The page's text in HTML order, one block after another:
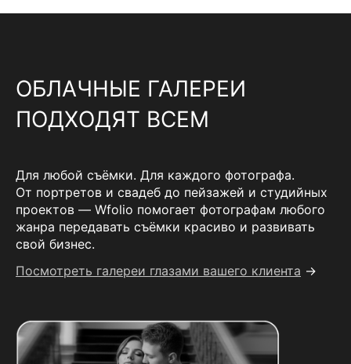
ОБЛАЧНЫЕ ГАЛЕРЕИ
ПОДХОДЯТ ВСЕМ
Для любой съёмки. Для каждого фотографа.
От портретов и свадеб до пейзажей и студийных
проектов — Wfolio помогает фотографам любого
жанра передавать съёмки красиво и развивать
свой бизнес.
Посмотреть галереи глазами вашего клиента →